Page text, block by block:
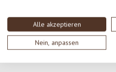
Alle akzeptieren
Nein, anpassen
deine Erkenntnisse mit